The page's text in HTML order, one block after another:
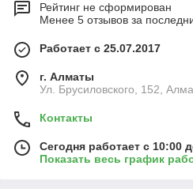
Рейтинг не сформирован
Менее 5 отзывов за
Работает с 25.07.2017
г. Алматы
Ул. Брусиловского, 152,
Контакты
Сегодня работает с 10:00
Показать весь график